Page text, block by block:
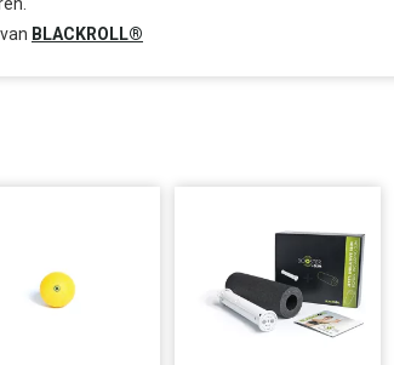
BLACKROLL®